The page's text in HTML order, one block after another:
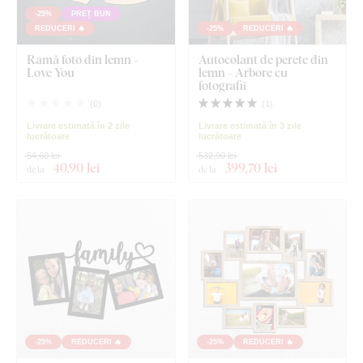
-25%
PREȚ BUN
REDUCERI 🔥
Ramă foto din lemn -
Love You
( 0 )
Livrare estimată în 2 zile
lucrătoare
de la 40,90 lei
54,60 lei
-25% REDUCERI 🔥
Autocolant de perete din
lemn - Arbore cu
fotografii
( )
Livrare estimată în 3 zile
lucrătoare
de la 399,70 lei
532,90 lei
-25% REDUCERI 🔥 -25% REDUCERI 🔥